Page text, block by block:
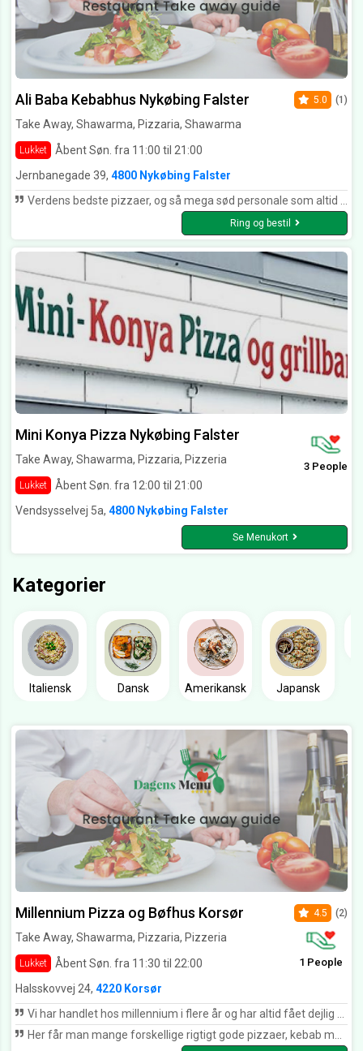
Ali Baba Kebabhus Nykøbing Falster
Take Away, Shawarma, Pizzaria, Shawarma
Lukket Åbent Søn. fra 11:00 til 21:00
5.0 (1)
Jernbanegade 39, 4800 Nykøbing Falster
Verdens bedste pizzaer, og så mega sød personale som altid er venlige. hurtig levering som altid
Ring og bestil
Mini Konya Pizza Nykøbing Falster
Take Away, Shawarma, Pizzaria, Pizzeria
Lukket Åbent Søn. fra 12:00 til 21:00
3 People
Vendsysselvej 5a, 4800 Nykøbing Falster
Se Menukort
Kategorier
Italiensk Dansk Amerikansk Japansk
Millennium Pizza og Bøfhus Korsør
Take Away, Shawarma, Pizzaria, Pizzeria
Lukket Åbent Søn. fra 11:30 til 22:00
4.5 (2)
1 People
Halsskovvej 24, 4220 Korsør
Vi har handlet hos millennium i flere år og har altid fået dejlig mad jeg vil især fremhæve kylling med pomfritter som jeg synes er lækker og saftig med altid sprøde pomfritter
Her får man mange forskellige rigtigt gode pizzaer, kebab mm. Kan bestille, hente eller bringer ud, samt spise i restauranten.